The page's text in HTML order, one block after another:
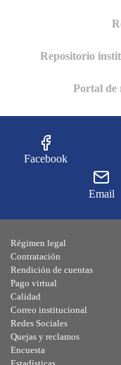
Repositorio
Portal de
Facebook
Email
Régimen legal
Contratación
Rendición de cuentas
Pago virtual
Calidad
Correo institucional
Redes Sociales
Quejas y reclamos
Encuesta